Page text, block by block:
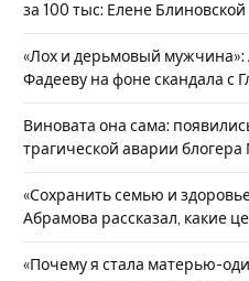
за 100 тыс: Елене
«Лох и дерьмовый
Фадееву на фоне скандала с
Виновата она сама:
трагической аварии
«Сохранить семью и
Абрамова рассказал, какие
«Почему я стала матерью-